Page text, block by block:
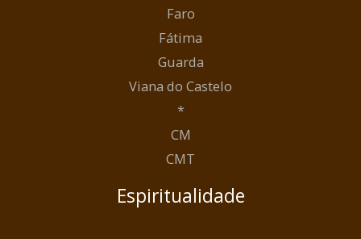
Faro
Fátima
Guarda
Viana do Castelo
*
CM
CMT
Espiritualidade